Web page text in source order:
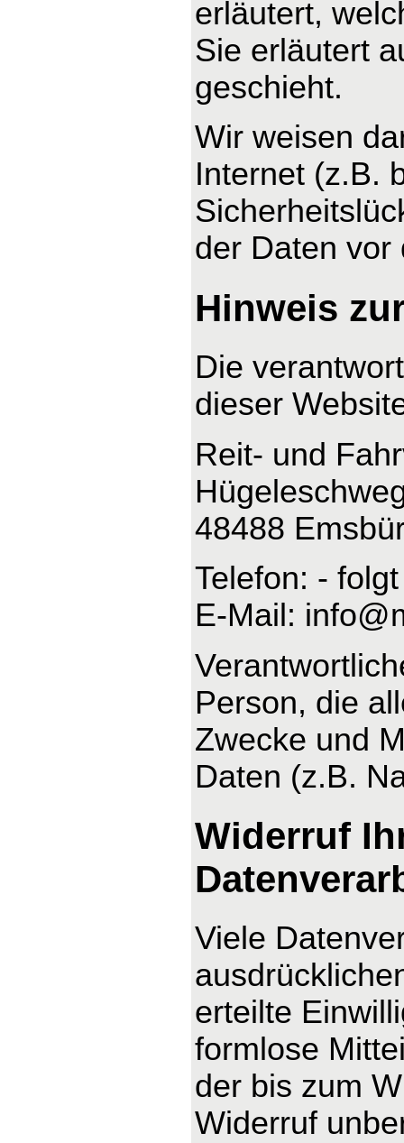
erläutert,
Sie erläutert
geschieht.
Wir weisen
Internet (z.B.
der Daten vor
Hinweis
Die
dieser
Reit- und
48488
Telefon: -
E-Mail:
Person, die
Zwecke und
Daten (z.B.
Widerruf
Viele
erteilte
formlose
der bis zum
Widerruf